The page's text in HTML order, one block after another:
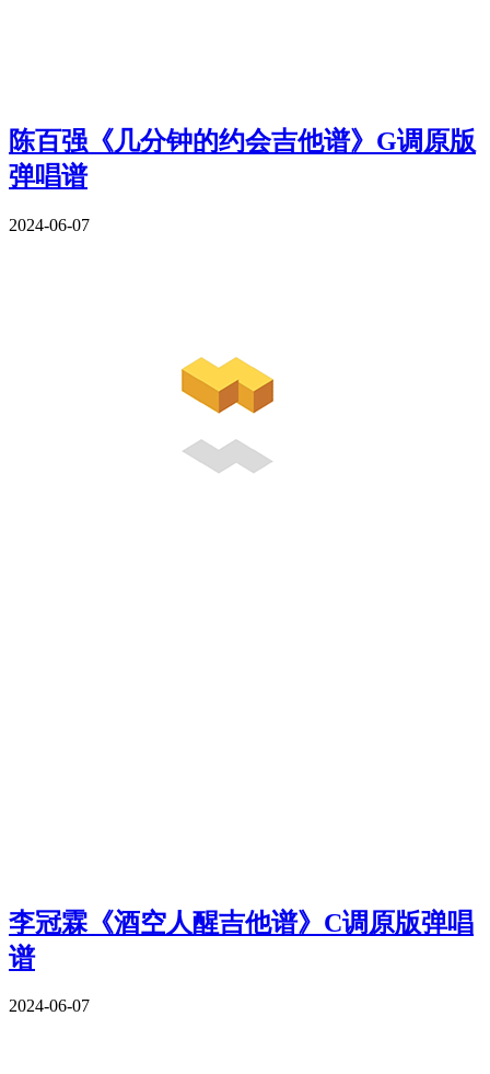
陈百强《几分钟的约会吉他谱》G调原版
弹唱谱
2024-06-07
李冠霖《酒空人醒吉他谱》C调原版弹唱
谱
2024-06-07